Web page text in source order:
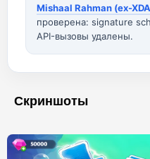
Mishaal Rahman (ex-
проверена: signature
API-вызовы удалены.
Скриншоты